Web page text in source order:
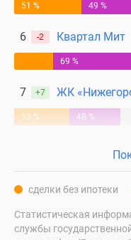
51 % 49 %
6 -2 Квартал Мит
69 %
7 +7 ЖК
52 % 48 %
сделки без ипотеки
Статистическая
службы